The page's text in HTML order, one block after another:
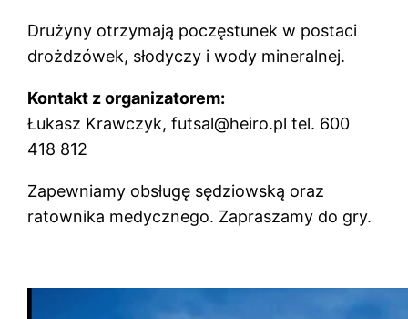
Drużyny otrzymają poczęstunek w postaci
drożdzówek, słodyczy i wody mineralnej.
Kontakt z organizatorem:
Łukasz Krawczyk, futsal@heiro.pl tel. 600
418 812
Zapewniamy obsługę sędziowską oraz
ratownika medycznego. Zapraszamy do gry.